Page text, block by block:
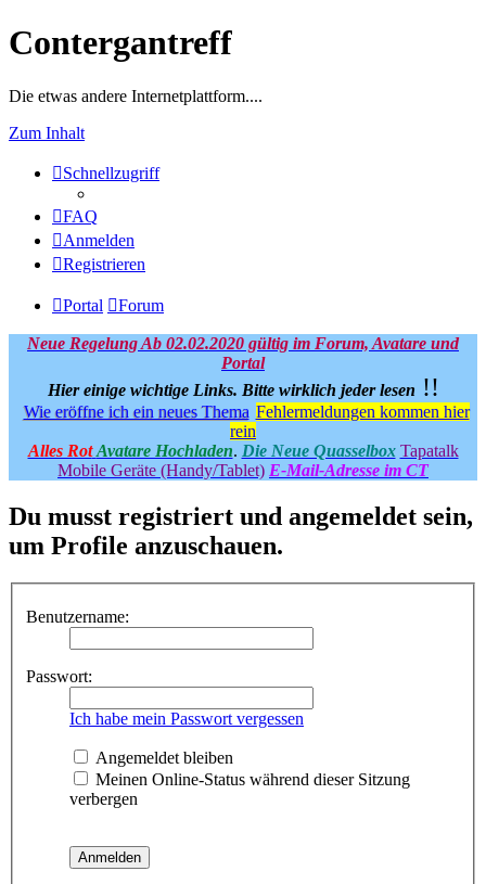
Contergantreff
Die etwas andere Internetplattform....
Zum Inhalt
Schnellzugriff
FAQ
Anmelden
Registrieren
Portal Forum
Neue Regelung Ab 02.02.2020 gültig im Forum, Avatare und
Portal
Hier einige wichtige Links. Bitte wirklich jeder lesen !!
Wie eröffne ich ein neues Thema Fehlermeldungen kommen hier
rein
Alles Rot Avatare Hochladen. Die Neue Quasselbox Tapatalk
Mobile Geräte (Handy/Tablet) E-Mail-Adresse im CT
Du musst registriert und angemeldet sein,
um Profile anzuschauen.
Benutzername:
Passwort:
Ich habe mein Passwort vergessen
Angemeldet bleiben
Meinen Online-Status während dieser Sitzung
verbergen